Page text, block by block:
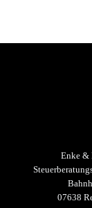
Enke &
07638